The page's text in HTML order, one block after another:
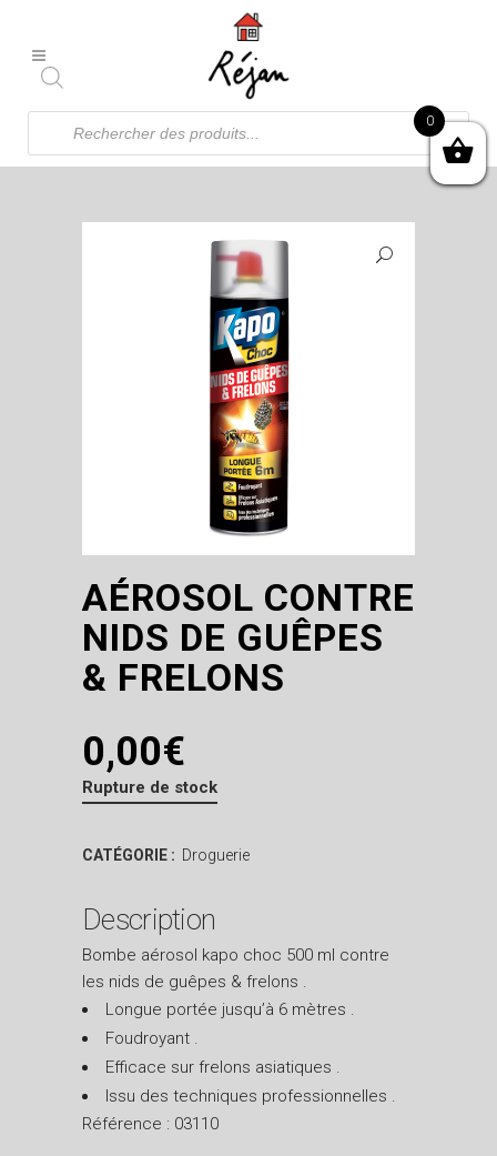
Recherche
produits
AÉROSOL CONTRE
NIDS DE GUÊPES
& FRELONS
0,00€
Rupture de stock
CATÉGORIE : Droguerie
Description
Bombe aérosol kapo choc 500 ml contre
les nids de guêpes & frelons .
Longue portée jusqu’à 6 mètres .
Foudroyant .
Efficace sur frelons asiatiques .
Issu des techniques professionnelles .
Référence : 03110
0